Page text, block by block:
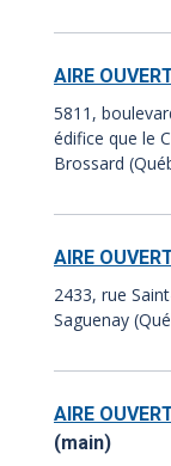
AIRE
5811,
édifice que le
Brossard
AIRE
2433, rue
Saguenay
AIRE
(main)